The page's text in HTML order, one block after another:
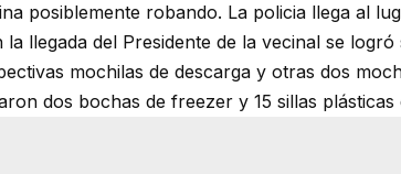
posiblemente robando. La policia llega al
la llegada del Presidente de la vecinal se
mochilas de descarga y otras dos
dos bochas de freezer y 15 sillas